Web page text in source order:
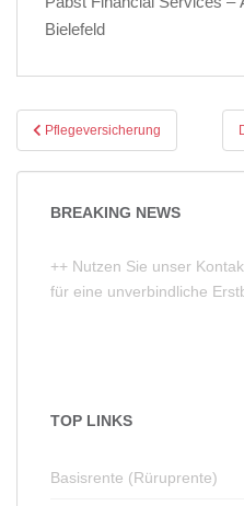
Bielefeld
Pflegeversicherung
BREAKING NEWS
++ Nutzen Sie unser
für eine unverbindliche
TOP LINKS
Basisrente (Rüruprente)